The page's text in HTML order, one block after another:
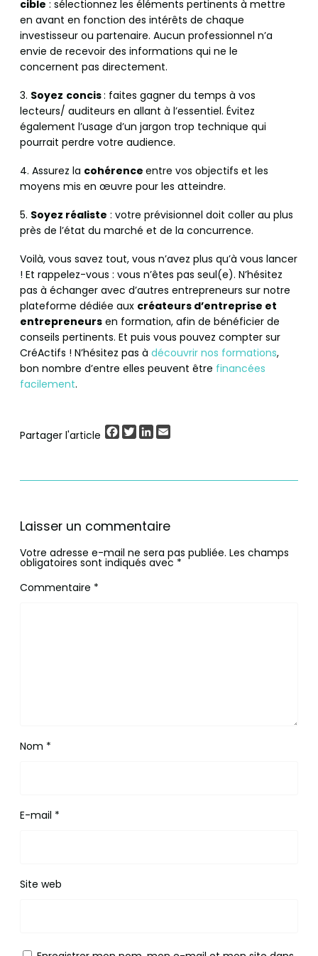
cible : sélectionnez les éléments pertinents à mettre
en avant en fonction des intérêts de chaque
investisseur ou partenaire. Aucun professionnel n’a
envie de recevoir des informations qui ne le
concernent pas directement.
3. Soyez concis: faites gagner du temps à vos
lecteurs/ auditeurs en allant à l’essentiel. Évitez
également l’usage d’un jargon trop technique qui
pourrait perdre votre audience.
4. Assurez la cohérence entre vos objectifs et les
moyens mis en œuvre pour les atteindre.
5. Soyez réaliste : votre prévisionnel doit coller au plus
près de l’état du marché et de la concurrence.
Voilà, vous savez tout, vous n’avez plus qu’à vous lancer
! Et rappelez-vous : vous n’êtes pas seul(e). N’hésitez
pas à échanger avec d’autres entrepreneurs sur notre
plateforme dédiée aux créateurs d’entreprise et
entrepreneurs en formation, afin de bénéficier de
conseils pertinents. Et puis vous pouvez compter sur
CréActifs ! N’hésitez pas à découvrir nos formations,
bon nombre d’entre elles peuvent être financées
facilement.
Partager l'article Facebook
TwitterLinkedIn
Laisser un commentaire
Votre adresse e-mail ne sera pas publiée. Les champs
obligatoires sont indiqués avec *
Commentaire *
Nom *
E-mail *
Site web